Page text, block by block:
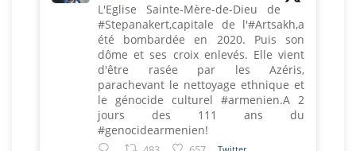
L'Eglise Sainte-Mère-de-Dieu de
#Stepanakert,capitale de l'#Artsakh,a
été bombardée en 2020. Puis son
dôme et ses croix enlevés. Elle vient
d'être rasée par les Azéris,
parachevant le nettoyage ethnique et
le génocide culturel #armenien.A 2
jours des 111 ans du
#genocidearmenien!